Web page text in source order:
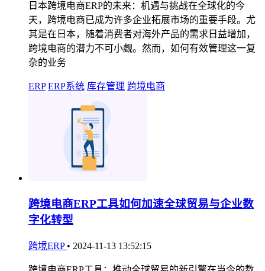
日本跨境电商ERP的未来：机遇与挑战在全球化的今
天，跨境电商已成为许多企业拓展市场的重要手段。尤
其是在日本，随着消费者对海外产品的需求日益增加，
跨境电商的潜力不可小觑。然而，如何有效管理这一复
杂的业务
ERP ERP系统 库存管理 跨境电商
跨境电商ERP工具如何加速全球贸易与企业数
字化转型
跨境ERP • 2024-11-13 13:52:15